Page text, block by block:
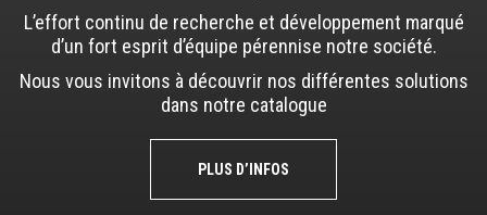
L’effort continu de recherche et développement marqué
d’un fort esprit d’équipe pérennise notre société.
Nous vous invitons à découvrir nos différentes solutions
dans notre catalogue
PLUS D’INFOS